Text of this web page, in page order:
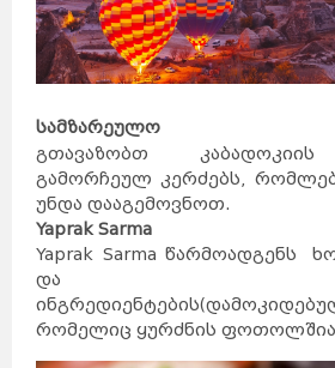
სამზარეულო
გთავაზობთ კაბადოკიის
გამორჩეულ კერძებს,
უნდა დააგემოვნოთ.
Yaprak Sarma
Yaprak Sarma წარმოადგენს
და
რომელიც ყურძნის